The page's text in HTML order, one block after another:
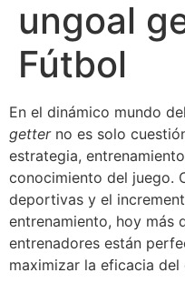
ungoal
Fútbol
En el dinámico mundo
getterno es solo
estrategia,
conocimiento del juego.
deportivas y el
entrenamiento, hoy más
entrenadores están
maximizar la eficacia